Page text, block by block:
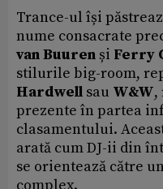
Trance-ul își
nume consacrate
van Buuren și Ferry
stilurile big-room,
Hardwell sau W&W,
prezente în partea
clasamentului.
arată cum DJ-ii din
se orientează către
complex.